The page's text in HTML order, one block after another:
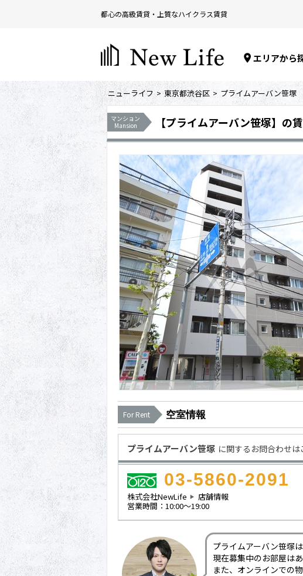
都心の高級賃貸・上質なハイクラス賃貸
エリアから
ニューライフ 東京都渋谷区 プライムアーバン笹塚
マンション
Mansion
【プライムアーバン笹塚】の
For Rent 空室情報
プライムアーバン笹塚 に関するお問合わせは
03-5860-2091
株式会社NewLife
店舗情報
営業時間：10:00～19:00
プライムアーバン笹塚
現在募集中のお部屋はあ
また、オンラインでの